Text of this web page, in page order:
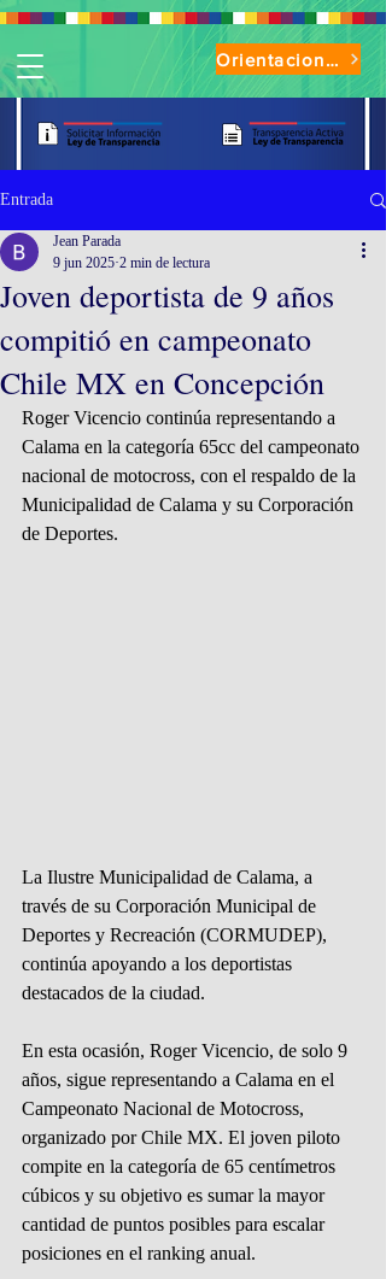
Orientaciones de Uso Parque Oasis
Entrada
Joven deportista de 9 años
compitió en campeonato
Chile MX en Concepción
Jean Parada
9 jun 2025 2 min de lectura
Roger Vicencio continúa representando a
Calama en la categoría 65cc del campeonato
nacional de motocross, con el respaldo de la
Municipalidad de Calama y su Corporación
de Deportes.
La Ilustre Municipalidad de Calama, a
través de su Corporación Municipal de
Deportes y Recreación (CORMUDEP),
continúa apoyando a los deportistas
destacados de la ciudad.
En esta ocasión, Roger Vicencio, de solo 9
años, sigue representando a Calama en el
Campeonato Nacional de Motocross,
organizado por Chile MX. El joven piloto
compite en la categoría de 65 centímetros
cúbicos y su objetivo es sumar la mayor
cantidad de puntos posibles para escalar
posiciones en el ranking anual.